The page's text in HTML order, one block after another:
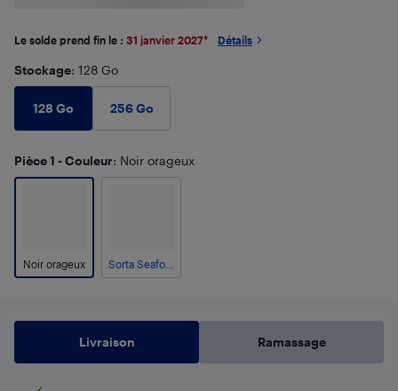
Le solde prend fin le : 31 janvier 2027* Détails
Stockage: 128 Go
128 Go 256 Go
Pièce 1 - Couleur: Noir orageux
Noir orageux
Livraison Ramassage